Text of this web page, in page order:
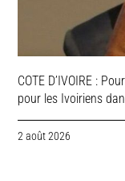
COTE D’IVOIRE :
pour les Ivoiriens
2 août 2026